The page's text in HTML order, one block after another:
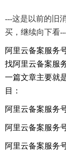
---这是以前的旧
买，继续向下看
阿里云备案服务
找阿里云备案服
一篇文章主要就
目：
阿里云备案服务
阿里云备案服务
阿里云备案服务